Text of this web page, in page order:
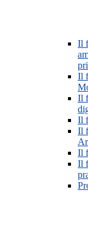
Il
Il
Il
Il
Il
Il
Il